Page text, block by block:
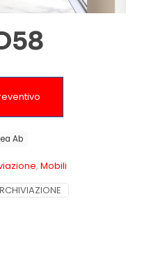
, Mobili
Ab